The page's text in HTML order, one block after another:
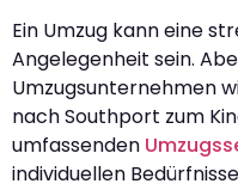
Ein Umzug kann eine
Angelegenheit sein.
Umzugsunternehmen
nach Southport zum
umfassenden
individuellen